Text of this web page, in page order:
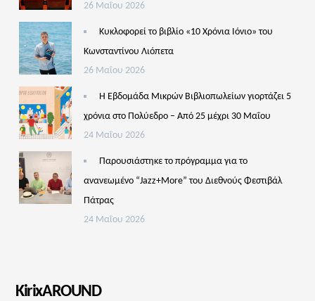
26 Μαΐου 2026
Κυκλοφορεί το βιβλίο «10 Χρόνια Ιόνιο» του
Κωνσταντίνου Λιόπετα
26 Μαΐου 2026
Η Εβδομάδα Μικρών Βιβλιοπωλείων γιορτάζει 5
χρόνια στο Πολύεδρο – Από 25 μέχρι 30 Μαΐου
24 Μαΐου 2026
Παρουσιάστηκε το πρόγραμμα για το
ανανεωμένο “Jazz+More” του Διεθνούς Φεστιβάλ
Πάτρας
24 Μαΐου 2026
KirixAROUND